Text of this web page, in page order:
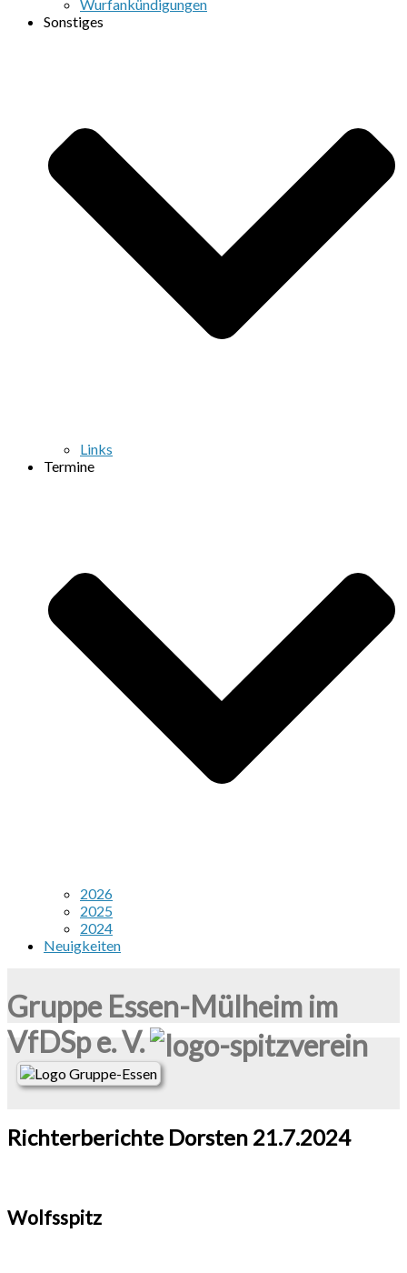
Wurfankündigungen
Sonstiges
Links
Termine
2026
2025
2024
Neuigkeiten
Gruppe Essen-Mülheim im
VfDSp e. V.
Richterberichte Dorsten 21.7.2024
Wolfsspitz